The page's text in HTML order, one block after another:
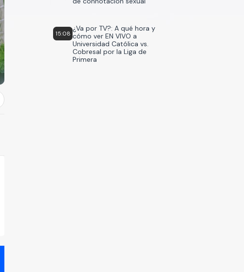
15:08
¿Va por TV?: A qué hora y
cómo ver EN VIVO a
Universidad Católica vs.
Cobresal por la Liga de
Primera